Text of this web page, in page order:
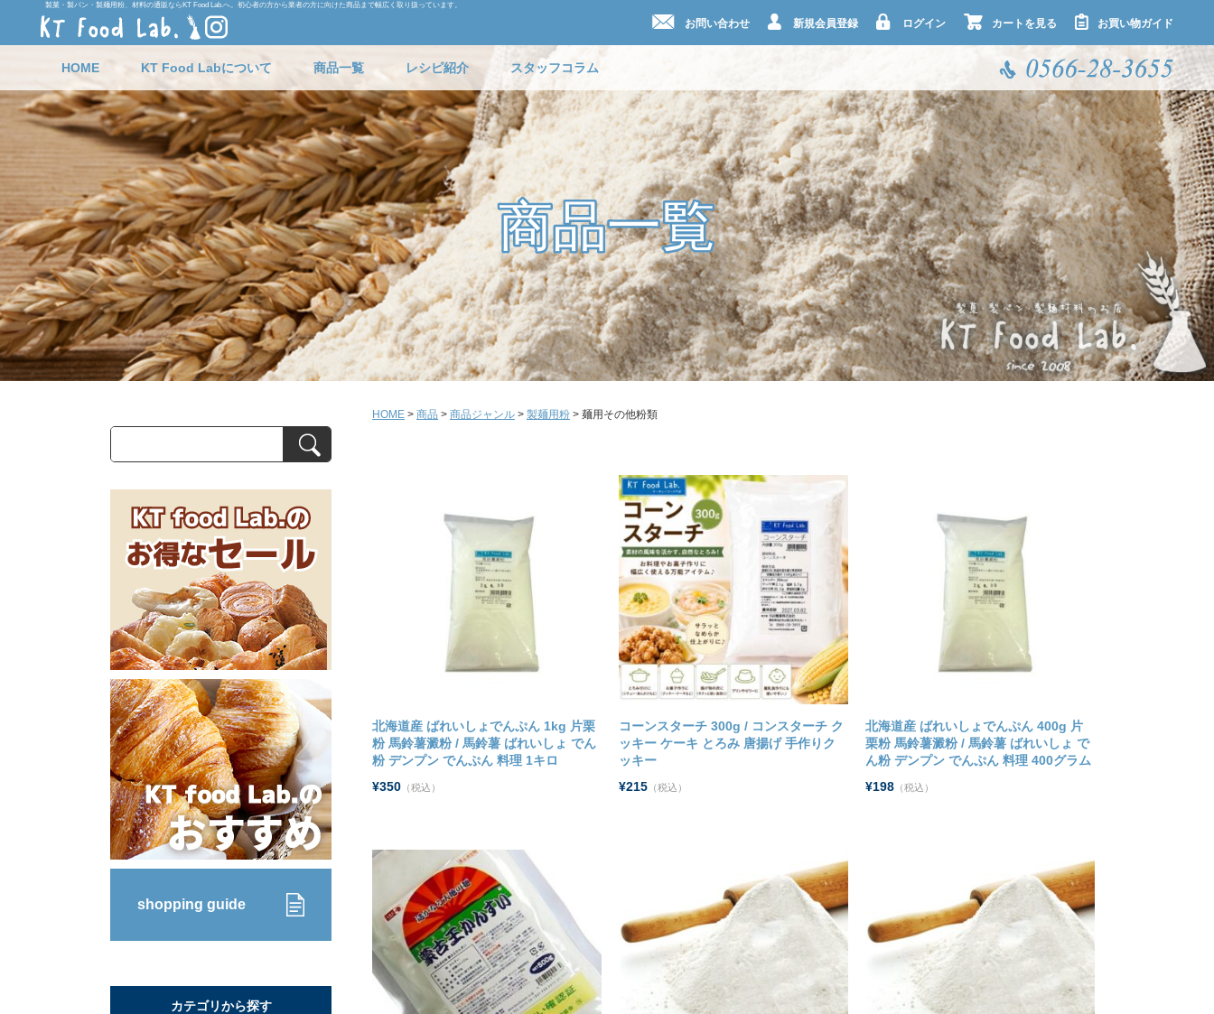
製菓・製パン・製麺用粉、材料の通販ならKT Food Lab.へ。初心者の方から業者の方に向けた商品まで幅広く取り扱っています。
お問い合わせ 新規会員登録 ログイン カートを見る お買い物ガイド
HOME KT Food Labについて 商品一覧 レシピ紹介 スタッフコラム
商品一覧
商品一覧
HOME > 商品 > 商品ジャンル > 製麺用粉 > 麺用その他粉類
北海道産 ばれいしょでんぷん 1kg 片栗
粉 馬鈴薯澱粉 / 馬鈴薯 ばれいしょ でん
粉 デンプン でんぷん 料理 1キロ
¥350 （税込）
コーンスターチ 300g / コンスターチ ク
ッキー ケーキ とろみ 唐揚げ 手作りク
ッキー
¥215 （税込）
北海道産 ばれいしょでんぷん 400g 片
栗粉 馬鈴薯澱粉 / 馬鈴薯 ばれいしょ で
ん粉 デンプン でんぷん 料理 400グラム
¥198 （税込）
shopping guide
カテゴリから探す